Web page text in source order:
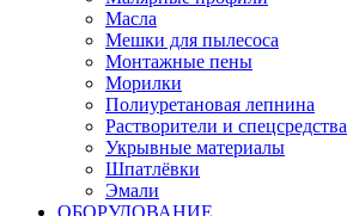
Масла
Мешки для пылесоса
Монтажные пены
Морилки
Полиуретановая лепнина
Растворители и спецсредства
Укрывные материалы
Шпатлёвки
Эмали
ОБОРУДОВАНИЕ